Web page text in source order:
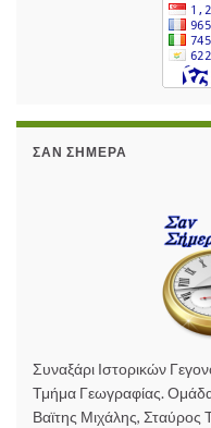
ΣΑΝ ΣΉΜΕΡΑ
Συναξάρι Ιστορικών
Τμήμα Γεωγραφίας.
Βαϊτης Μιχάλης, Σταύρος